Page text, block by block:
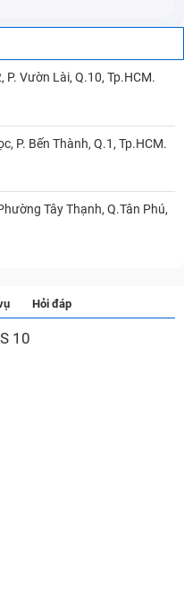
Vườn Lài, Q.10, Tp.HCM.
P. Bến Thành, Q.1, Tp.HCM.
Tây Thạnh, Q.Tân Phú,
Hỏi đáp
10